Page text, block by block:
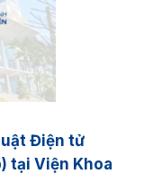
Điện tử
tại Viện Khoa